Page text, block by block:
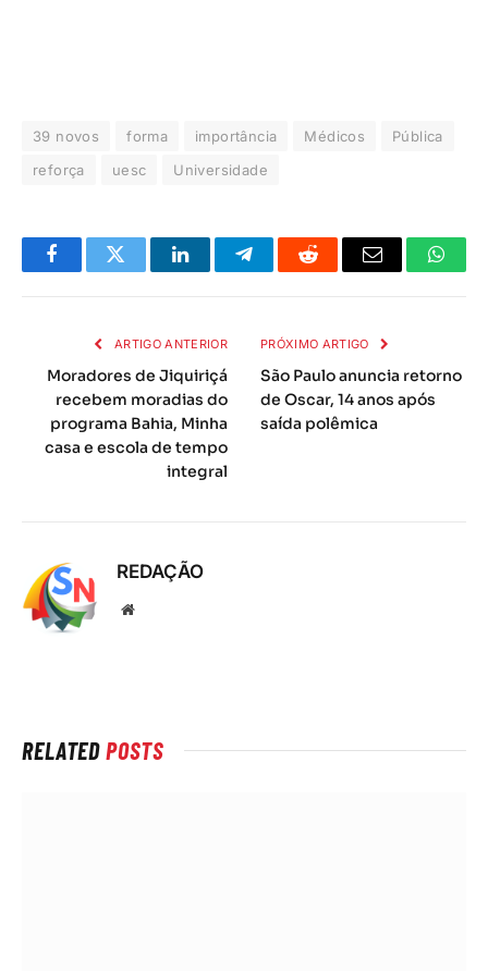
39 novos forma importância Médicos
Pública
reforça
uesc Universidade
FacebookTwitter LinkedInTelegramaReddit
E-
ARTIGO ANTERIOR
Moradores de Jiquiriçá
recebem moradias do
programa Bahia, Minha
casa e escola de tempo
integral
PRÓXIMO ARTIGO
São Paulo anuncia retorno
de Oscar, 14 anos após
saída polêmica
REDAÇÃO
Local
RELATEDPOSTS